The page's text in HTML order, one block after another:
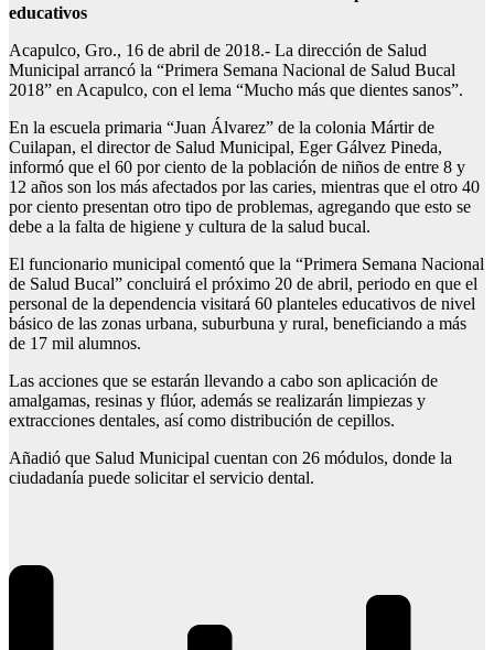
educativos
Acapulco, Gro., 16 de abril de 2018.- La dirección de Salud
Municipal arrancó la “Primera Semana Nacional de Salud Bucal
2018” en Acapulco, con el lema “Mucho más que dientes sanos”.
En la escuela primaria “Juan Álvarez” de la colonia Mártir de
Cuilapan, el director de Salud Municipal, Eger Gálvez Pineda,
informó que el 60 por ciento de la población de niños de entre 8 y
12 años son los más afectados por las caries, mientras que el otro 40
por ciento presentan otro tipo de problemas, agregando que esto se
debe a la falta de higiene y cultura de la salud bucal.
El funcionario municipal comentó que la “Primera Semana Nacional
de Salud Bucal” concluirá el próximo 20 de abril, periodo en que el
personal de la dependencia visitará 60 planteles educativos de nivel
básico de las zonas urbana, suburbuna y rural, beneficiando a más
de 17 mil alumnos.
Las acciones que se estarán llevando a cabo son aplicación de
amalgamas, resinas y flúor, además se realizarán limpiezas y
extracciones dentales, así como distribución de cepillos.
Añadió que Salud Municipal cuentan con 26 módulos, donde la
ciudadanía puede solicitar el servicio dental.